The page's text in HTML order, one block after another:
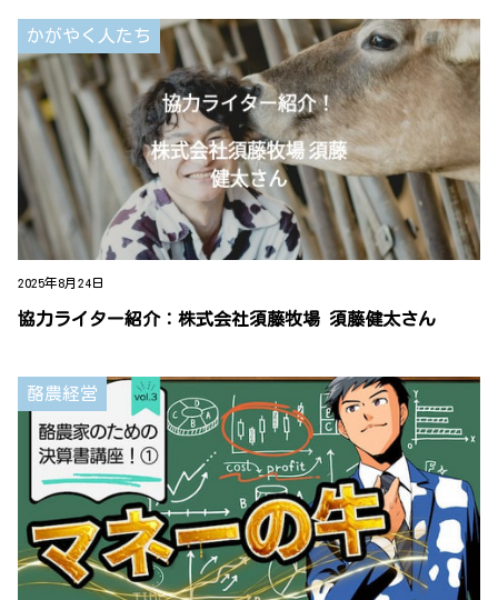
かがやく人たち
2025年8月24日
協力ライター紹介：株式会社須藤牧場 須藤健太さん
酪農経営